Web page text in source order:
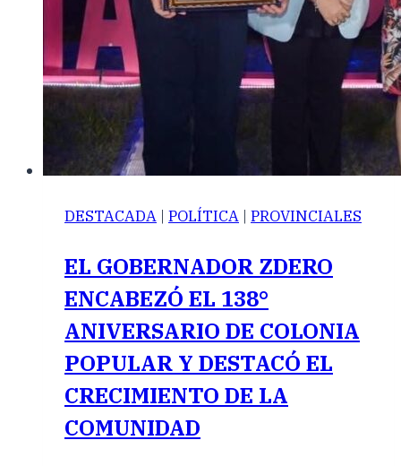
DESTACADA | POLÍTICA | PROVINCIALES
EL GOBERNADOR ZDERO
ENCABEZÓ EL 138°
ANIVERSARIO DE COLONIA
POPULAR Y DESTACÓ EL
CRECIMIENTO DE LA
COMUNIDAD